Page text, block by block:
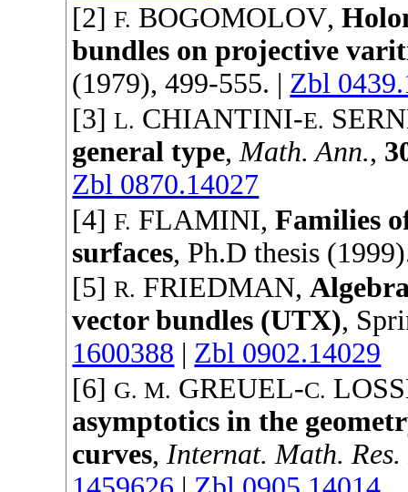
[2]F. BOGOMOLOV,
bundles on projective
(1979), 499-555. | Zbl
[3]L. CHIANTINI-E.
general type, Math. Ann.,
Zbl 0870.14027
[4]F. FLAMINI,Families
surfaces, Ph.D thesis (1999
[5]R. FRIEDMAN,
vector bundles (UTX),
1600388 | Zbl 0902.14029
[6] G. M. GREUEL-C.
asymptotics in the
curves, Internat. Math. Res.